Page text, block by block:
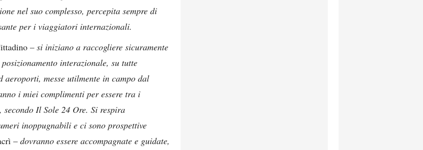
nel suo complesso, percepita sempre di
per i viaggiatori internazionali.
– si iniziano a raccogliere sicuramente
interazionale, su tutte
aeroporti, messe utilmente in campo dal
i miei complimenti per essere tra i
Il Sole 24 Ore. Si respira
inoppugnabili e ci sono prospettive
– dovranno essere accompagnate e guidate,